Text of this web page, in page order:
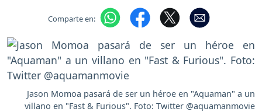
Comparte en:
Jason Momoa pasará de ser un héroe en "Aquaman" a un
villano en "Fast & Furious". Foto: Twitter @aquamanmovie